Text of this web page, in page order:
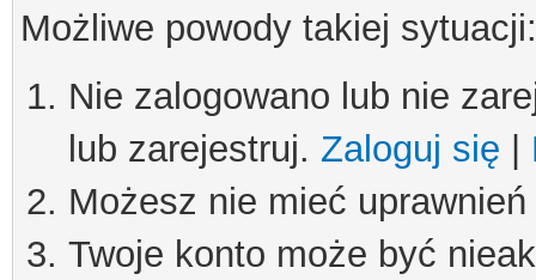
Możliwe powody takiej sytuacji:
Nie zalogowano lub nie
lub zarejestruj. Zaloguj się
Możesz nie mieć
Twoje konto może być